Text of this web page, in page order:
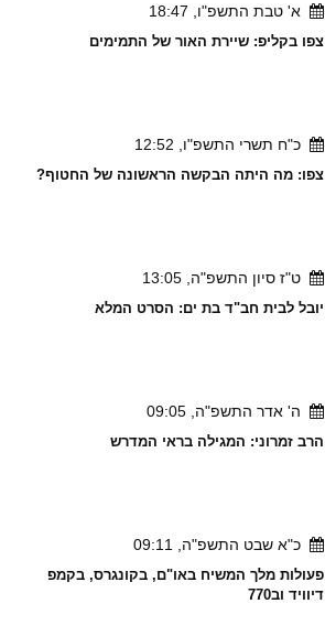
א' טבת התשפ"ו, 18:47
צפו בקליפ: שיירת האור של התמימים
כ"ח תשרי התשפ"ו, 12:52
צפו: מה היתה הבקשה הראשונה של החטוף?
ט"ז סיון התשפ"ה, 13:05
יובל לבית חב"ד בת ים: הסרט המלא
ה' אדר התשפ"ה, 09:05
הרב זמרוני: המגילה בראי המדרש
כ"א שבט התשפ"ה, 09:11
פעולות מלך המשיח באו"ם, בקונגרס, בקמפ
דיוויד וב770